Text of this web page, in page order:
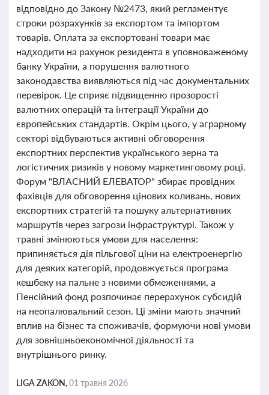
відповідно до Закону №2473, який регламентує
строки розрахунків за експортом та імпортом
товарів. Оплата за експортовані товари має
надходити на рахунок резидента в уповноваженому
банку України, а порушення валютного
законодавства виявляються під час документальних
перевірок. Це сприяє підвищенню прозорості
валютних операцій та інтеграції України до
європейських стандартів. Окрім цього, у аграрному
секторі відбуваються активні обговорення
експортних перспектив українського зерна та
логістичних ризиків у новому маркетинговому році.
Форум "ВЛАСНИЙ ЕЛЕВАТОР" збирає провідних
фахівців для обговорення цінових коливань, нових
експортних стратегій та пошуку альтернативних
маршрутів через загрози інфраструктурі. Також у
травні змінюються умови для населення:
припиняється дія пільгової ціни на електроенергію
для деяких категорій, продовжується програма
кешбеку на пальне з новими обмеженнями, а
Пенсійний фонд розпочинає перерахунок субсидій
на неопалювальний сезон. Ці зміни мають значний
вплив на бізнес та споживачів, формуючи нові умови
для зовнішньоекономічної діяльності та
внутрішнього ринку.
LIGA ZAKON,01 травня 2026